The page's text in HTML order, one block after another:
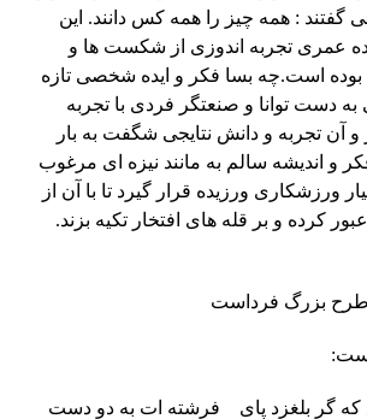
گفتند : همه چیز را همه کس دانند. این
عمری تجربه اندوزی از شکست ها و
است.چه بسا فکر و ایده شخصی تازه
دست توانا و صنعتگر فردی با تجربه
و آن تجربه و دانش نتایجی شگفت به بار
و اندیشه سالم به مانند نیزه ای مرغوب
ورزشکاری ورزیده قرار گیرد تا با آن از
کرده و بر قله های افتخار تکیه بزند.
طرح بزرگ فرداست
که گر بلغزد پای فرشته ات به دو دست